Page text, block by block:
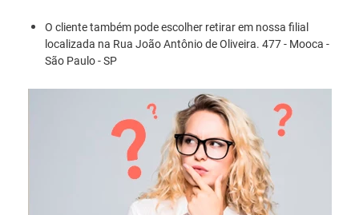
O cliente também pode escolher retirar em nossa filial
localizada na Rua João Antônio de Oliveira. 477 - Mooca -
São Paulo - SP